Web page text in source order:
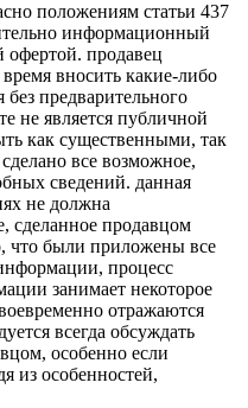
положениям статьи 437
информационный
офертой. продавец
вносить какие-либо
предварительного
не является публичной
как существенными, так
все возможное,
сведений. данная
не должна
сделанное продавцом
что были приложены все
процесс
занимает некоторое
отражаются
всегда обсуждать
особенно если
из особенностей,